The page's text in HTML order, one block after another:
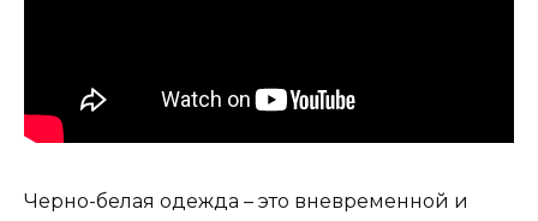
Черно-белая одежда – это вневременной и